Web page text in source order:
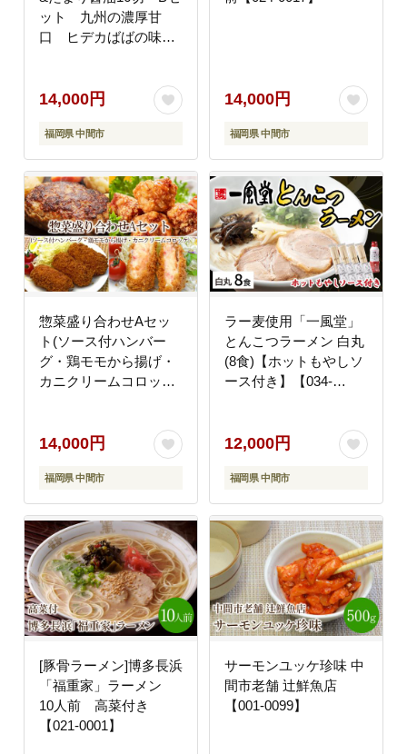
ット 九州の濃厚甘
口 ヒデカばばの味
14,000円
福岡県 中間市
14,000円
福岡県 中間市
惣菜盛り合わせAセッ
ト(ソース付ハンバー
グ・鶏モモから揚げ・
カニクリームコロッケ)
14,000円
福岡県 中間市
ラー麦使用「一風堂」
とんこつラーメン 白丸
(8食)【ホットもやしソ
ース付き】【034-
12,000円
福岡県 中間市
[豚骨ラーメン]博多長浜
「福重家」ラーメン
10人前 高菜付き
【021-0001】
サーモンユッケ珍味 中
間市老舗 辻鮮魚店
【001-0099】